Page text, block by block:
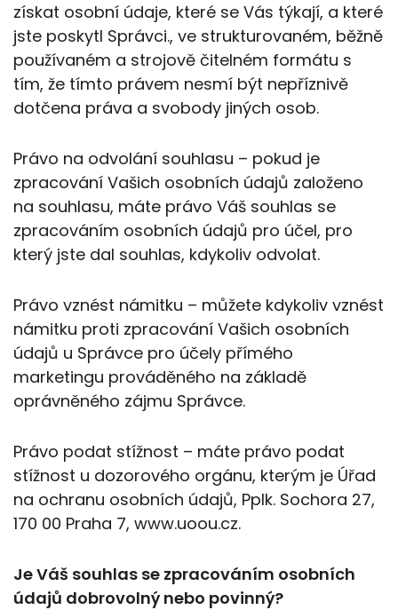
získat osobní údaje, které se Vás týkají, a které
jste poskytl Správci., ve strukturovaném, běžně
používaném a strojově čitelném formátu s
tím, že tímto právem nesmí být nepříznivě
dotčena práva a svobody jiných osob.
Právo na odvolání souhlasu – pokud je
zpracování Vašich osobních údajů založeno
na souhlasu, máte právo Váš souhlas se
zpracováním osobních údajů pro účel, pro
který jste dal souhlas, kdykoliv odvolat.
Právo vznést námitku – můžete kdykoliv vznést
námitku proti zpracování Vašich osobních
údajů u Správce pro účely přímého
marketingu prováděného na základě
oprávněného zájmu Správce.
Právo podat stížnost – máte právo podat
stížnost u dozorového orgánu, kterým je Úřad
na ochranu osobních údajů, Pplk. Sochora 27,
170 00 Praha 7, www.uoou.cz.
Je Váš souhlas se zpracováním osobních
údajů dobrovolný nebo povinný?